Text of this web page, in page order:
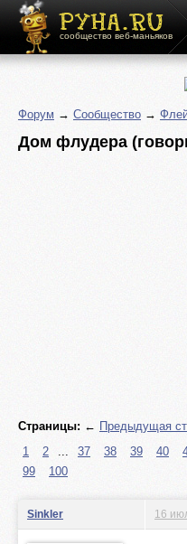
сообщество веб-маньяков
Форум → Сообщество →
Дом флудера
Страницы: ← Предыдущая
1
2 ... 37 38 39 40
99
100
Sinkler 16